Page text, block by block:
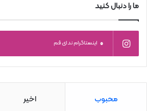
ما را دنبال کنید
0 اینستاگرام ندای قم
محبوب اخیر